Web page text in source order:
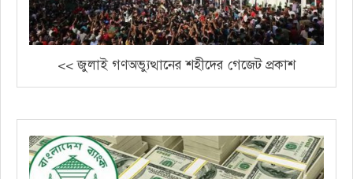
<< জুলাই গণঅভ্যুত্থানের শহীদের গেজেট প্রকাশ